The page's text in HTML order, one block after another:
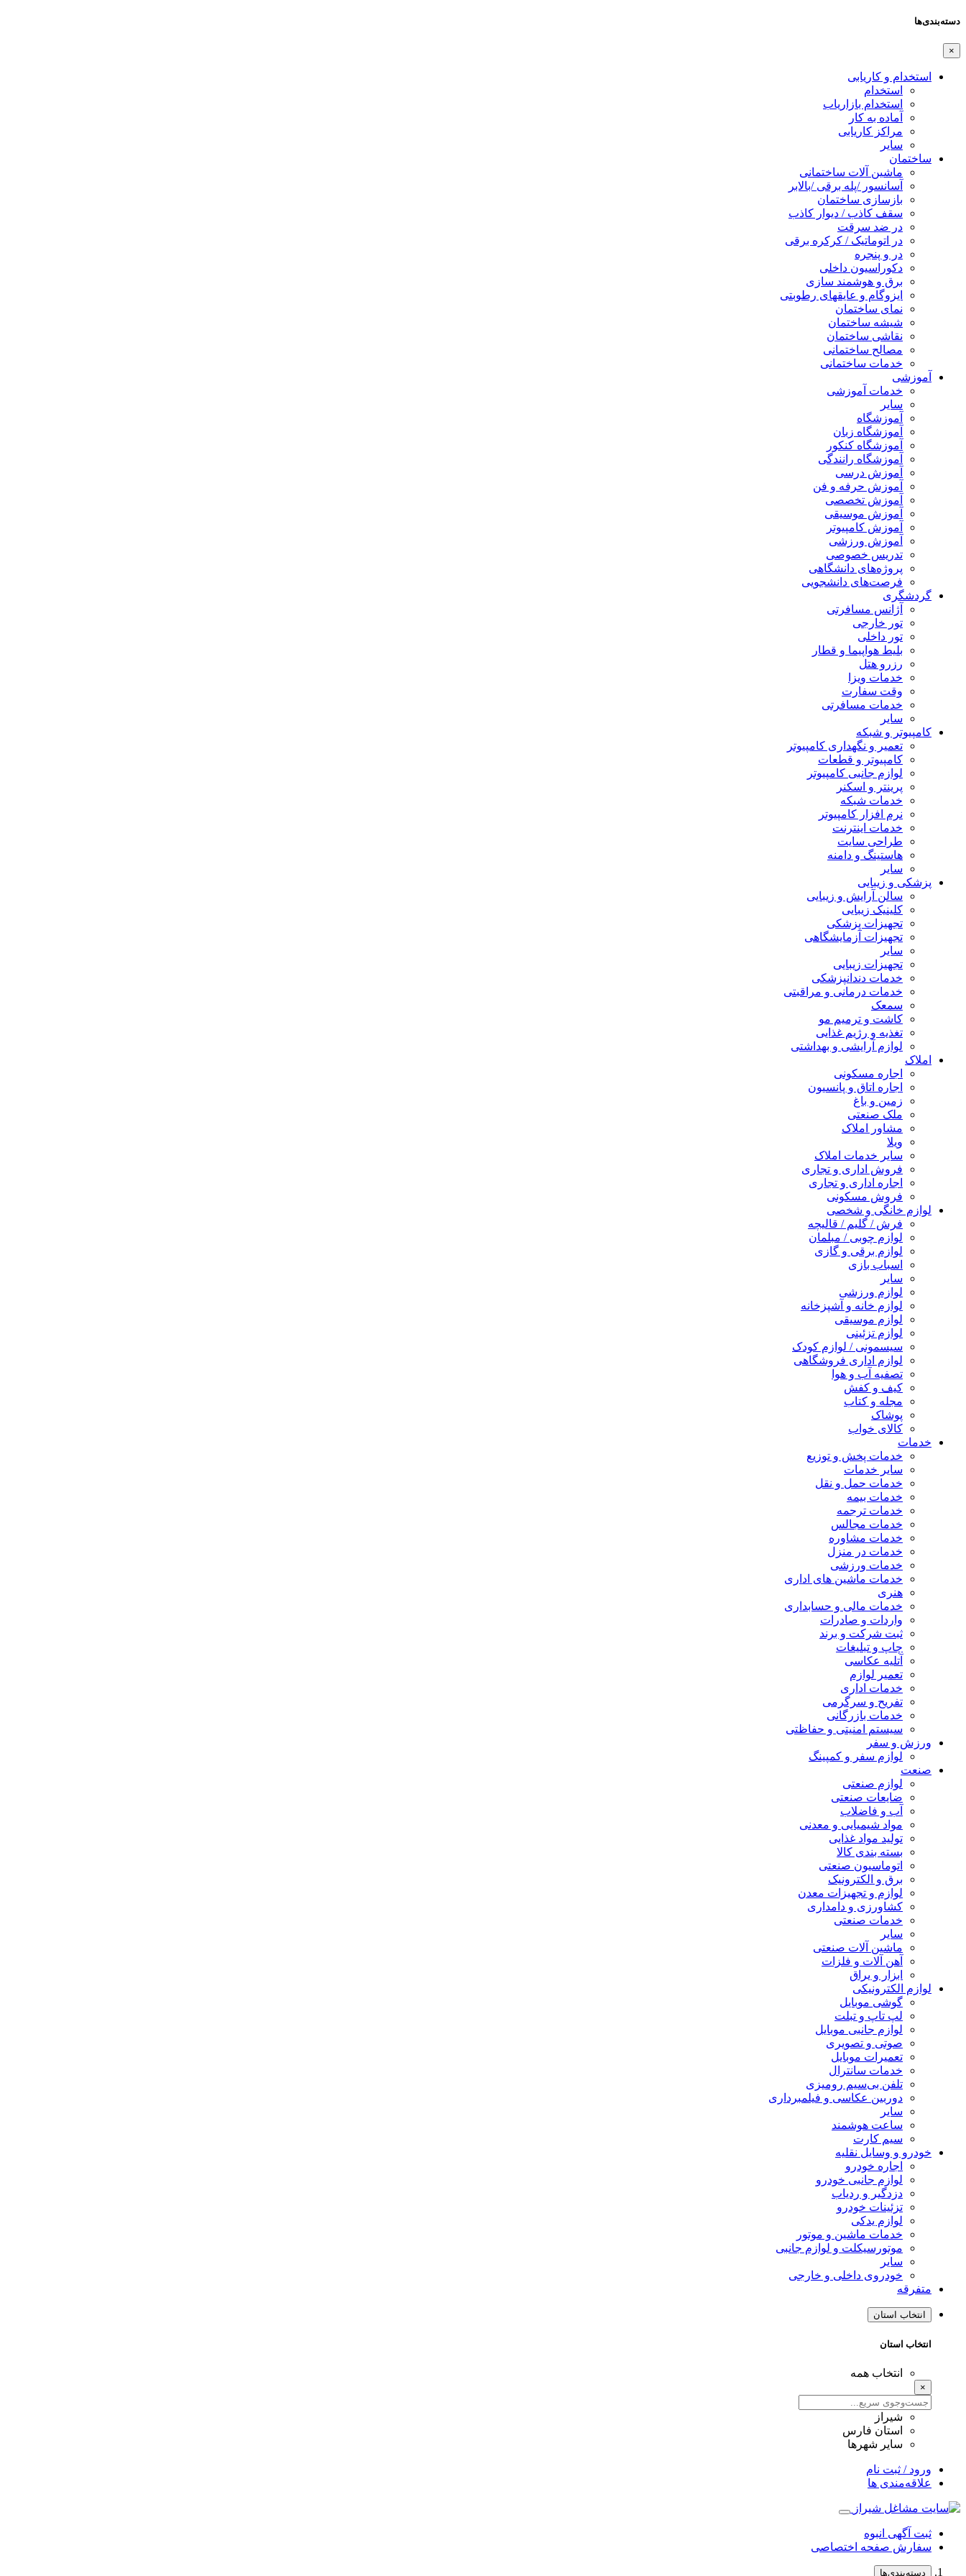
دسته‌بندی‌ها
×
استخدام و کاریابی
استخدام
استخدام بازاریاب
آماده به کار
مراکز کاریابی
سایر
ساختمان
ماشین آلات ساختمانی
آسانسور /پله برقی /بالابر
بازسازی ساختمان
سقف کاذب / دیوار کاذب
در ضد سرقت
در اتوماتیک / کرکره برقی
در و پنجره
دکوراسیون داخلی
برق و هوشمند سازی
ایزوگام و عایقهای رطوبتی
نمای ساختمان
شیشه ساختمان
نقاشی ساختمان
مصالح ساختمانی
خدمات ساختمانی
آموزشی
خدمات آموزشی
سایر
آموزشگاه
آموزشگاه زبان
آموزشگاه کنکور
آموزشگاه رانندگی
آموزش درسی
آموزش حرفه و فن
آموزش تخصصی
آموزش موسیقی
آموزش کامپیوتر
آموزش ورزشی
تدریس خصوصی
پروژه‌های دانشگاهی
فرصت‌های دانشجویی
گردشگری
آژانس مسافرتی
تور خارجی
تور داخلی
بلیط هواپیما و قطار
رزرو هتل
خدمات ویزا
وقت سفارت
خدمات مسافرتی
سایر
کامپیوتر و شبکه
تعمیر و نگهداری کامپیوتر
کامپیوتر و قطعات
لوازم جانبی کامپیوتر
پرینتر و اسکنر
خدمات شبکه
نرم افزار کامپیوتر
خدمات اینترنت
طراحی سایت
هاستینگ و دامنه
سایر
پزشکی و زیبایی
سالن آرایش و زیبایی
کلینیک زیبایی
تجهیزات پزشکی
تجهیزات آزمایشگاهی
سایر
تجهیزات زیبایی
خدمات دندانپزشکی
خدمات درمانی و مراقبتی
سمعک
کاشت و ترمیم مو
تغذیه و رژیم غذایی
لوازم آرایشی و بهداشتی
املاک
اجاره مسکونی
اجاره اتاق و پانسیون
زمین و باغ
ملک صنعتی
مشاور املاک
ویلا
سایر خدمات املاک
فروش اداری و تجاری
اجاره اداری و تجاری
فروش مسکونی
لوازم خانگی و شخصی
فرش / گلیم / قالیچه
لوازم چوبی / مبلمان
لوازم برقی و گازی
اسباب بازی
سایر
لوازم ورزشی
لوازم خانه و آشپزخانه
لوازم موسیقی
لوازم تزئینی
سیسمونی / لوازم کودک
لوازم اداری فروشگاهی
تصفیه آب و هوا
کیف و کفش
مجله و کتاب
پوشاک
کالای خواب
خدمات
خدمات پخش و توزیع
سایر خدمات
خدمات حمل و نقل
خدمات بیمه
خدمات ترجمه
خدمات مجالس
خدمات مشاوره
خدمات در منزل
خدمات ورزشی
خدمات ماشین های اداری
هنری
خدمات مالی و حسابداری
واردات و صادرات
ثبت شرکت و برند
چاپ و تبلیغات
آتلیه عکاسی
تعمیر لوازم
خدمات اداری
تفریح و سرگرمی
خدمات بازرگانی
سیستم امنیتی و حفاظتی
ورزش و سفر
لوازم سفر و کمپینگ
صنعت
لوازم صنعتی
ضایعات صنعتی
آب و فاضلاب
مواد شیمیایی و معدنی
تولید مواد غذایی
بسته بندی کالا
اتوماسیون صنعتی
برق و الکترونیک
لوازم و تجهیزات معدن
کشاورزی و دامداری
خدمات صنعتی
سایر
ماشین آلات صنعتی
آهن آلات و فلزات
ابزار و یراق
لوازم الکترونیکی
گوشی موبایل
لپ تاپ و تبلت
لوازم جانبی موبایل
صوتی و تصویری
تعمیرات موبایل
خدمات سانترال
تلفن بی‌سیم رومیزی
دوربین عکاسی و فیلمبرداری
سایر
ساعت هوشمند
سیم کارت
خودرو و وسایل نقلیه
اجاره خودرو
لوازم جانبی خودرو
دزدگیر و ردیاب
تزئینات خودرو
لوازم یدکی
خدمات ماشین و موتور
موتورسیکلت و لوازم جانبی
سایر
خودروی داخلی و خارجی
متفرقه
انتخاب استان
انتخاب استان
انتخاب همه
×
شیراز
استان فارس
سایر شهرها
ورود / ثبت نام
علاقه‌مندی ها
ثبت آگهی انبوه
سفارش صفحه اختصاصی
دسته‌بندی‌ها